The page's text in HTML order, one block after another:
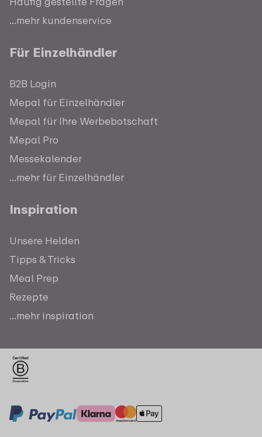
...mehr kundenservice
Für Einzelhändler
B2B Login
Mepal für Einzelhändler
Mepal für Ihre Werbebotschaft
Mepal Pro
Messekalender
...mehr für Einzelhändler
Inspiration
Unsere Helden
Tipps & Tricks
Meal Prep
Rezepte
...mehr inspiration